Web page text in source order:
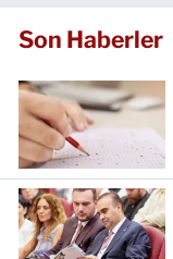
Son Haberler